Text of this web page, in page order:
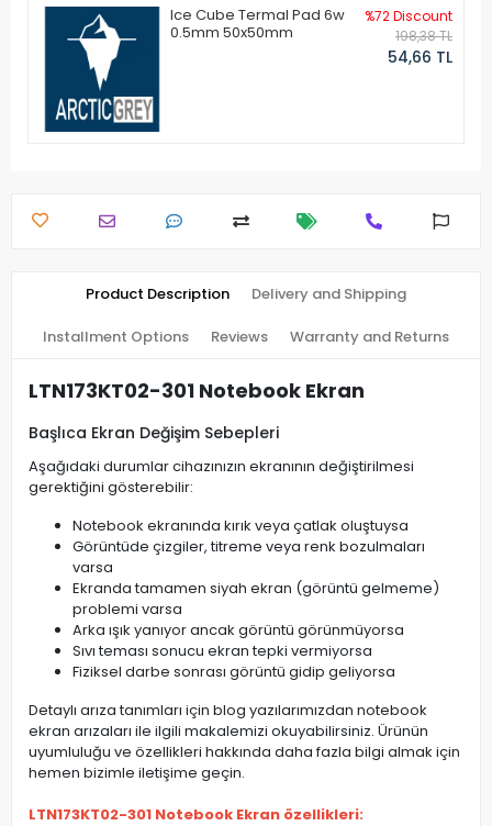
Ice Cube Termal Pad 6w
0.5mm 50x50mm
%72 Discount
198,38 TL
54,66 TL
Product Description Delivery and Shipping
Installment Options Reviews Warranty and Returns
LTN173KT02-301 Notebook Ekran
Başlıca Ekran Değişim Sebepleri
Aşağıdaki durumlar cihazınızın ekranının değiştirilmesi
gerektiğini gösterebilir:
Notebook ekranında kırık veya çatlak oluştuysa
Görüntüde çizgiler, titreme veya renk bozulmaları
varsa
Ekranda tamamen siyah ekran (görüntü gelmeme)
problemi varsa
Arka ışık yanıyor ancak görüntü görünmüyorsa
Sıvı teması sonucu ekran tepki vermiyorsa
Fiziksel darbe sonrası görüntü gidip geliyorsa
Detaylı arıza tanımları için blog yazılarımızdan notebook
ekran arızaları ile ilgili makalemizi okuyabilirsiniz. Ürünün
uyumluluğu ve özellikleri hakkında daha fazla bilgi almak için
hemen bizimle iletişime geçin.
LTN173KT02-301 Notebook Ekran özellikleri: